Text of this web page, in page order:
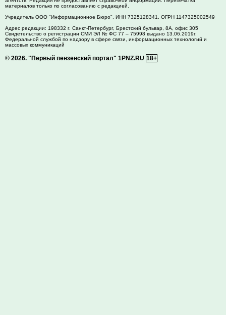
материалов только по согласованию с редакцией.
Учредитель ООО "Информационное Бюро". ИНН 7325128341, ОГРН 1147325002549
Адрес редакции: 198332 г. Санкт-Петербург, Брестский бульвар, 8А, офис 305
Свидетельство о регистрации СМИ ЭЛ № ФС 77 – 75998 выдано 13.06.2019г.
Федеральной службой по надзору в сфере связи, информационных технологий и
массовых коммуникаций
© 2026. "Первый пензенский портал" 1PNZ.RU 18+